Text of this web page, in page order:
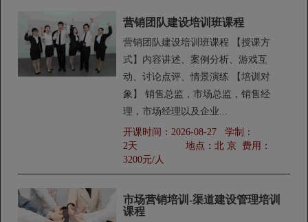
营销团队建设培训班课程
营销团队建设培训班课程 【授课方
式】内容讲述、案例分析、游戏互
动、讨论点评、情景演练 【培训对
象】 销售总监，市场总监，销售经
理，市场经理以及企业...
开课时间： 2026-08-27学制：
2天
地点： 北 京费用：
3200元/人
市场营销培训-渠道建设管理培训
课程